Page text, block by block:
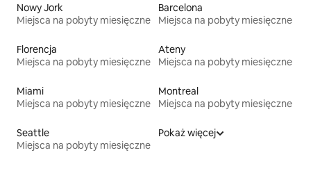
Nowy Jork
Miejsca na pobyty miesięczne
Barcelona
Miejsca na pobyty miesięczne
Florencja
Miejsca na pobyty miesięczne
Ateny
Miejsca na pobyty miesięczne
Miami
Miejsca na pobyty miesięczne
Montreal
Miejsca na pobyty miesięczne
Seattle
Miejsca na pobyty miesięczne
Pokaż więcej